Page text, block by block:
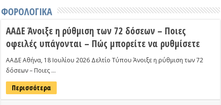
ΦΟΡΟΛΟΓΙΚΑ
ΑΑΔΕ Άνοιξε η ρύθμιση των 72 δόσεων – Ποιες
οφειλές υπάγονται – Πώς μπορείτε να ρυθμίσετε
ΑΑΔΕ Αθήνα, 18 Ιουλίου 2026 Δελτίο Τύπου Άνοιξε η ρύθμιση των 72
δόσεων – Ποιες …
Περισσότερα